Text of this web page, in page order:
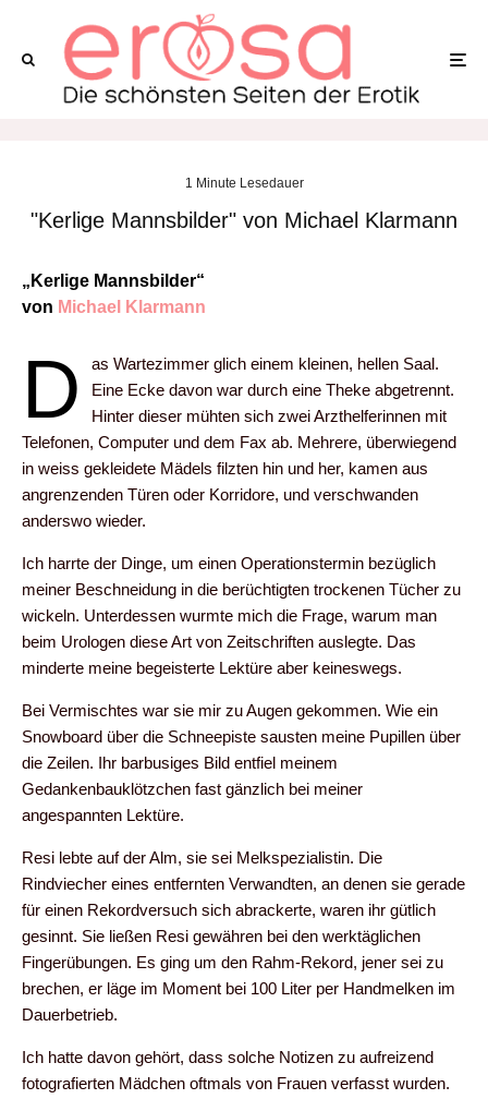
1 Minute Lesedauer
"Kerlige Mannsbilder" von Michael Klarmann
„Kerlige Mannsbilder“
von Michael Klarmann
D
as Wartezimmer glich einem kleinen, hellen Saal.
Eine Ecke davon war durch eine Theke abgetrennt.
Hinter dieser mühten sich zwei Arzthelferinnen mit
Telefonen, Computer und dem Fax ab. Mehrere, überwiegend
in weiss gekleidete Mädels filzten hin und her, kamen aus
angrenzenden Türen oder Korridore, und verschwanden
anderswo wieder.
Ich harrte der Dinge, um einen Operationstermin bezüglich
meiner Beschneidung in die berüchtigten trockenen Tücher zu
wickeln. Unterdessen wurmte mich die Frage, warum man
beim Urologen diese Art von Zeitschriften auslegte. Das
minderte meine begeisterte Lektüre aber keineswegs.
Bei Vermischtes war sie mir zu Augen gekommen. Wie ein
Snowboard über die Schneepiste sausten meine Pupillen über
die Zeilen. Ihr barbusiges Bild entfiel meinem
Gedankenbauklötzchen fast gänzlich bei meiner
angespannten Lektüre.
Resi lebte auf der Alm, sie sei Melkspezialistin. Die
Rindviecher eines entfernten Verwandten, an denen sie gerade
für einen Rekordversuch sich abrackerte, waren ihr gütlich
gesinnt. Sie ließen Resi gewähren bei den werktäglichen
Fingerübungen. Es ging um den Rahm-Rekord, jener sei zu
brechen, er läge im Moment bei 100 Liter per Handmelken im
Dauerbetrieb.
Ich hatte davon gehört, dass solche Notizen zu aufreizend
fotografierten Mädchen oftmals von Frauen verfasst wurden.